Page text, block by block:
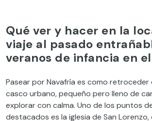
Qué ver y hacer en la
viaje al pasado
veranos de infancia en
Pasear por Navafría es como retroceder
casco urbano, pequeño pero lleno de
explorar con calma. Uno de los puntos
destacados es la iglesia de San Lorenzo,